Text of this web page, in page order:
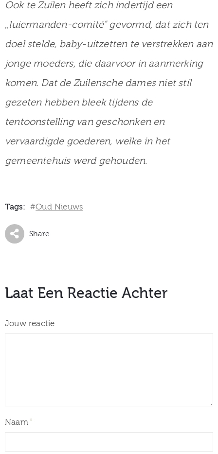
Ook te Zuilen heeft zich indertijd een
,,luiermanden-comité” gevormd, dat zich ten
doel stelde, baby-uitzetten te verstrekken aan
jonge moeders, die daarvoor in aanmerking
komen. Dat de Zuilensche dames niet stil
gezeten hebben bleek tijdens de
tentoonstelling van geschonken en
vervaardigde goederen, welke in het
gemeentehuis werd gehouden.
Tags: #Oud Nieuws
Share
Laat Een Reactie Achter
Jouw reactie
Naam